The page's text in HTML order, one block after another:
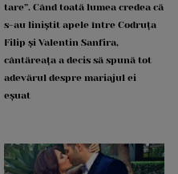
tare”. Când toată lumea credea că
s-au liniștit apele între Codruța
Filip și Valentin Sanfira,
cântăreața a decis să spună tot
adevărul despre mariajul ei
eșuat